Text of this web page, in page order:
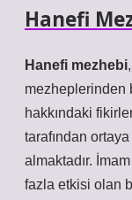
Hanefi
Hanefi mezhebi
mezheplerinden
hakkındaki
tarafından ortaya
almaktadır.
fazla etkisi olan